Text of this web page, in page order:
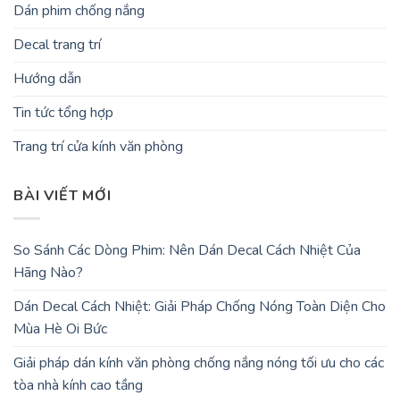
Dán phim chống nắng
Decal trang trí
Hướng dẫn
Tin tức tổng hợp
Trang trí cửa kính văn phòng
BÀI VIẾT MỚI
So Sánh Các Dòng Phim: Nên Dán Decal Cách Nhiệt Của
Hãng Nào?
Dán Decal Cách Nhiệt: Giải Pháp Chống Nóng Toàn Diện Cho
Mùa Hè Oi Bức
Giải pháp dán kính văn phòng chống nắng nóng tối ưu cho các
tòa nhà kính cao tầng